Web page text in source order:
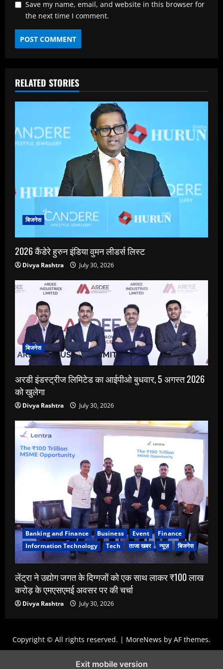
Save my name, email, and website in this browser for
the next time I comment.
RELATED STORIES
बिजनेस
2026 कैंडेरे हुरुन इंडिया वुमन लीडर्स लिस्ट
Divya Rashtra July 30, 2026
बिजनेस
अरडी इंडस्ट्रीज लिमिटेड का आईपीओ बुधवार, 5 अगस्त 2026
को खुलेगा
Divya Rashtra July 30, 2026
Banking and Finance Business Event
Finance
Information Technology
Tech ताजा खबर न्यूज़ बिजनेस
लेंट्रा ने उद्योग जगत के दिग्गजों को एक साथ लाकर ₹100 लाख
करोड़ के एमएसएमई अवसर पर की चर्चा
Divya Rashtra July 30, 2026
Copyright © All rights reserved. | MoreNews by AF themes.
Exit mobile version